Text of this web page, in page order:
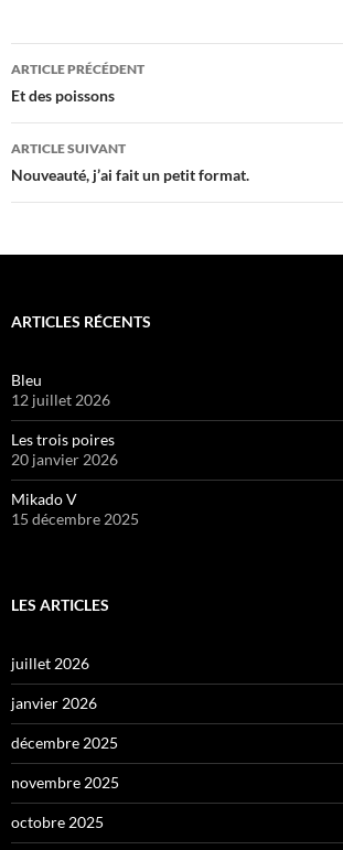
Navigation
des
articles
ARTICLE PRÉCÉDENT
Et des poissons
ARTICLE SUIVANT
Nouveauté, j’ai fait un petit format.
ARTICLES RÉCENTS
Bleu
12 juillet 2026
Les trois poires
20 janvier 2026
Mikado V
15 décembre 2025
LES ARTICLES
juillet 2026
janvier 2026
décembre 2025
novembre 2025
octobre 2025